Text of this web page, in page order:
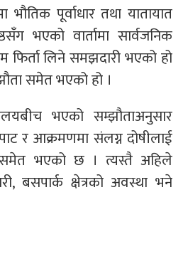
पूर्वाधार तथा यातायात
भएको वार्तामा सार्वजनिक
फिर्ता लिने समझदारी भएको हो
समेत भएको हो ।
भएको सम्झौताअनुसार
र आक्रमणमा संलग्न दोषीलाई
समेत भएको छ । त्यस्तै अहिले
बसपार्क क्षेत्रको अवस्था भने